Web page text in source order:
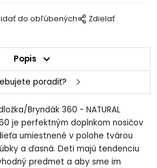
do obľúbených Zdielať
Popis
poradiť?
Bryndák 360 - NATURAL
je perfektným doplnkom nosičov
umiestnené v polohe tvárou
a ďasná. Deti majú tendenciu
predmet a aby sme im